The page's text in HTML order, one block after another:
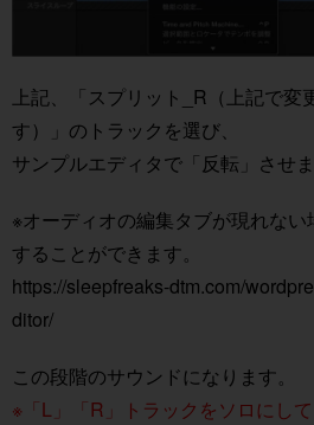
上記、「スプリット_R（上記で変
す）」のトラックを選び、
サンプルエディタで「反転 」させ
※オーディオの編集タブが現れな
することができます。
https://sleepfreaks-dtm.com/
ditor/
この段階のサウンドになります。
※「L」「R」トラックをソロにし